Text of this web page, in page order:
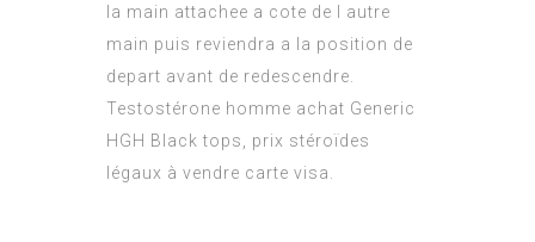
la main attachee a cote de l autre
main puis reviendra a la position de
depart avant de redescendre.
Testostérone homme achat Generic
HGH Black tops, prix stéroïdes
légaux à vendre carte visa.